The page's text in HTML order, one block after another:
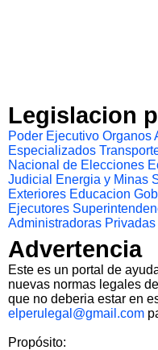
Legislacion
Poder Ejecutivo Organos
Especializados
Nacional de Elecciones
Judicial
Energia y Minas
Exteriores Educacion
Ejecutores
Administradoras
Advertencia
Este es un portal de
nuevas normas legales
que no deberia estar en
elperulegal@gmail.com
Propósito: